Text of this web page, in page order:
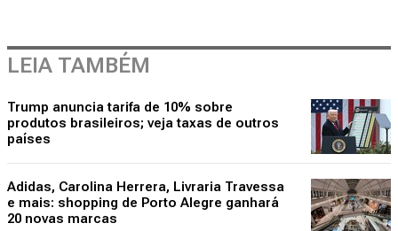
LEIA TAMBÉM
Trump anuncia tarifa de 10% sobre
produtos brasileiros; veja taxas de outros
países
Adidas, Carolina Herrera, Livraria Travessa
e mais: shopping de Porto Alegre ganhará
20 novas marcas